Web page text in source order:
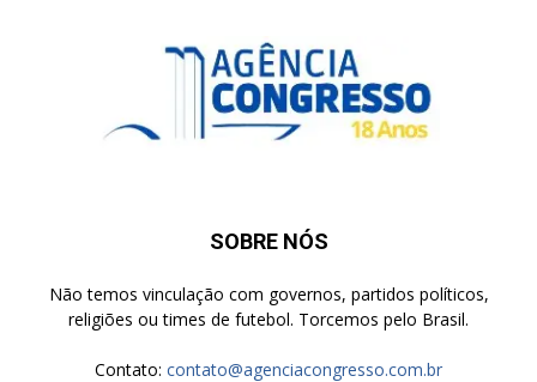
SOBRE NÓS
Não temos vinculação com governos, partidos políticos,
religiões ou times de futebol. Torcemos pelo Brasil.
Contato: contato@agenciacongresso.com.br